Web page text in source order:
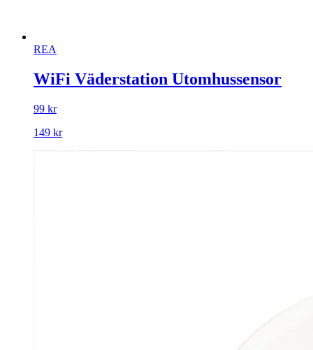
REA
WiFi Väderstation Utomhussensor
99 kr
149 kr